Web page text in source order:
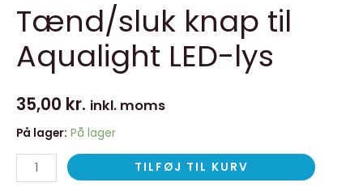
Tænd/sluk knap til
Aqualight LED-lys
35,00 kr. inkl. moms
På lager: På lager
TILFØJ TIL KURV